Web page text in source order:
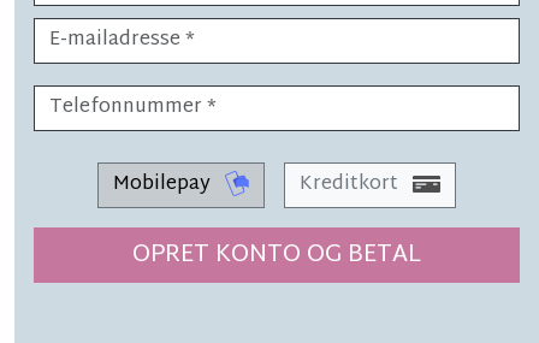
Mobilepay Kreditkort
OPRET KONTO OG BETAL
Poul Pava advarer mod 'biler
uden motor'
SYNSPUNKTLÆSETID 2 MIN.
Byen mister noget af
sig selv